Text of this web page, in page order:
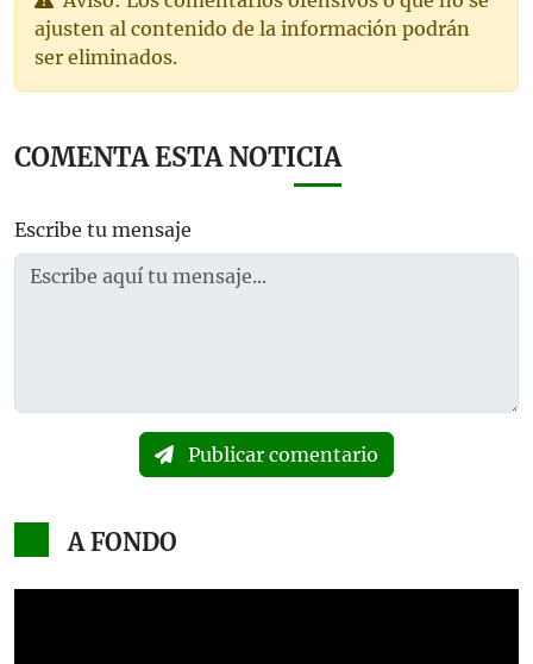
ajusten al contenido de la información podrán
ser eliminados.
COMENTA ESTA NOTICIA
Escribe tu mensaje
Publicar comentario
A FONDO